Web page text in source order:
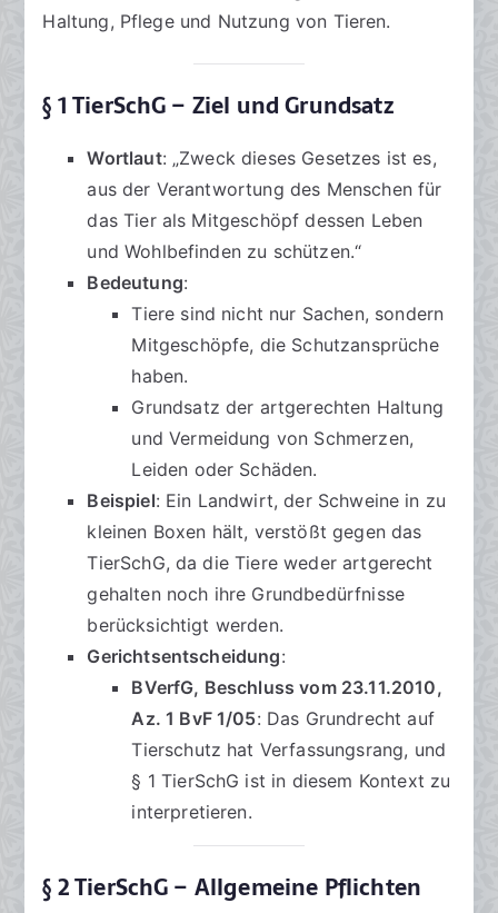
Haltung, Pflege und Nutzung von Tieren.
§ 1 TierSchG – Ziel und Grundsatz
Wortlaut: „Zweck dieses Gesetzes ist es,
aus der Verantwortung des Menschen für
das Tier als Mitgeschöpf dessen Leben
und Wohlbefinden zu schützen.“
Bedeutung:
Tiere sind nicht nur Sachen, sondern
Mitgeschöpfe, die Schutzansprüche
haben.
Grundsatz der artgerechten Haltung
und Vermeidung von Schmerzen,
Leiden oder Schäden.
Beispiel: Ein Landwirt, der Schweine in zu
kleinen Boxen hält, verstößt gegen das
TierSchG, da die Tiere weder artgerecht
gehalten noch ihre Grundbedürfnisse
berücksichtigt werden.
Gerichtsentscheidung:
BVerfG, Beschluss vom 23.11.2010,
Az. 1 BvF 1/05: Das Grundrecht auf
Tierschutz hat Verfassungsrang, und
§ 1 TierSchG ist in diesem Kontext zu
interpretieren.
§ 2 TierSchG – Allgemeine Pflichten